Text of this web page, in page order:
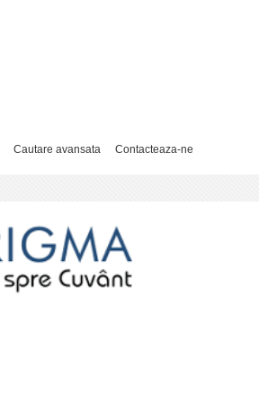
Cautare avansata Contacteaza-ne